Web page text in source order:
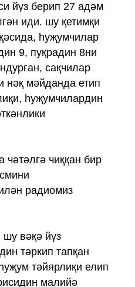
йүз берип 27 адәм
иди. шу қетимқи
һуҗумчилар
9, пуқрадин 8ни
сақчилар
нәқ мәйданда етип
һуҗумчилардин
чәтәлгә чиққан бир
радиомиз
вәқә йүз
тәркип тапқан
тәйярлиқи елип
малийә